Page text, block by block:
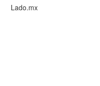
Lado.mx